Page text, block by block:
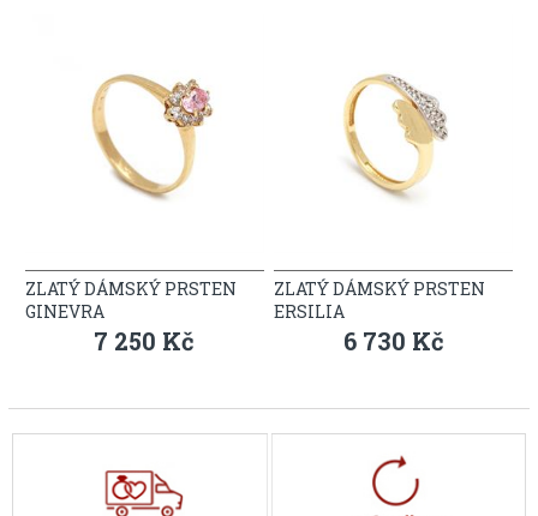
ZLATÝ DÁMSKÝ PRSTEN
GINEVRA
7 250 Kč
ZLATÝ DÁMSKÝ PRSTEN
ERSILIA
6 730 Kč